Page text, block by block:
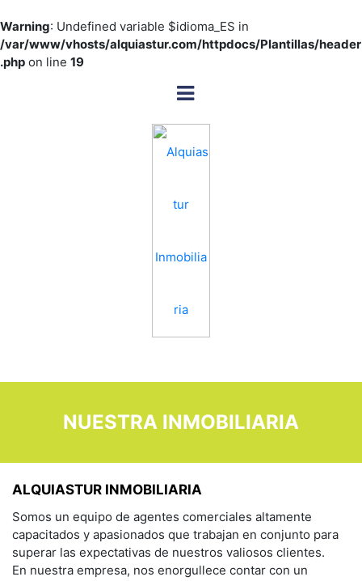
Warning: Undefined variable $idioma_ES in
/var/www/vhosts/alquiastur.com/httpdocs/Plantillas/header
.php on line 19
NUESTRA INMOBILIARIA
ALQUIASTUR INMOBILIARIA
Somos un equipo de agentes comerciales altamente
capacitados y apasionados que trabajan en conjunto para
superar las expectativas de nuestros valiosos clientes.
En nuestra empresa, nos enorgullece contar con un